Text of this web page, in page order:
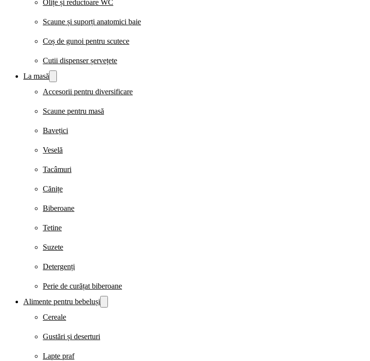
Olițe și reductoare WC
Scaune și suporți anatomici baie
Coș de gunoi pentru scutece
Cutii dispenser șervețete
La masă
Accesorii pentru diversificare
Scaune pentru masă
Bavețici
Veselă
Tacâmuri
Cănițe
Biberoane
Tetine
Suzete
Detergenți
Perie de curățat biberoane
Alimente pentru bebeluși
Cereale
Gustări și deserturi
Lapte praf